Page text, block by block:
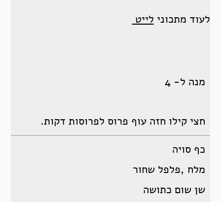
לעוד מתכוני לייט
מנה ל- 4
חצי קילו חזה עוף פרוס לפרוסות דקות.
כף סויה
מלח ,פלפל שחור
שן שום כתושה